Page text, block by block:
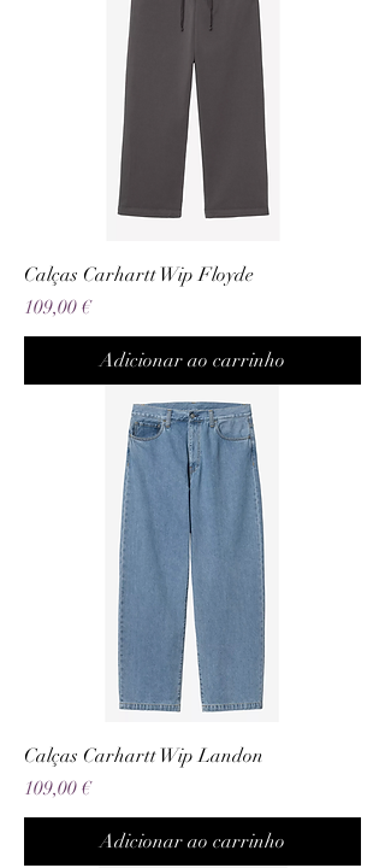
Calças Carhartt Wip Floyde
Preço
109,00 €
Adicionar ao carrinho
Calças Carhartt Wip Landon
Preço
109,00 €
Adicionar ao carrinho